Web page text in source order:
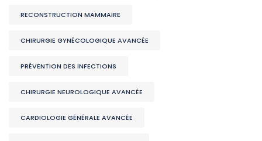
RECONSTRUCTION MAMMAIRE
CHIRURGIE GYNÉCOLOGIQUE AVANCÉE
PRÉVENTION DES INFECTIONS
CHIRURGIE NEUROLOGIQUE AVANCÉE
CARDIOLOGIE GÉNÉRALE AVANCÉE